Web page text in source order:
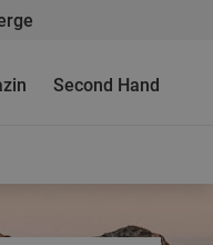
Second Hand